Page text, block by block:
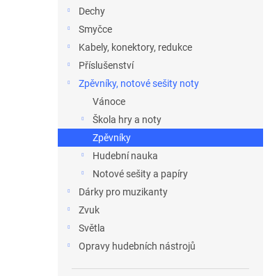
Dechy
Smyčce
Kabely, konektory, redukce
Příslušenství
Zpěvníky, notové sešity noty
Vánoce
Škola hry a noty
Zpěvníky
Hudební nauka
Notové sešity a papíry
Dárky pro muzikanty
Zvuk
Světla
Opravy hudebních nástrojů